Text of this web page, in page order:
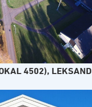
4502), LEKSAND